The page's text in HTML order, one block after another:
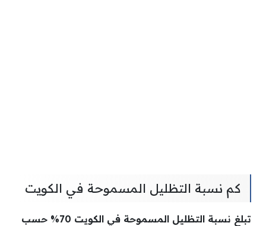
كم نسبة التظليل المسموحة في الكويت
تبلغ نسبة التظليل المسموحة في الكويت 70% حسب